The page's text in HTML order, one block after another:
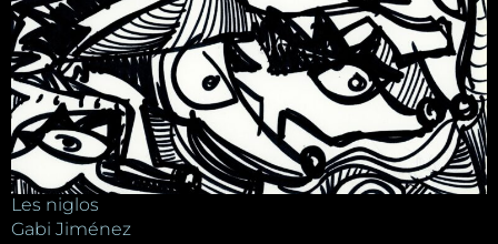
Les niglos
Gabi Jiménez